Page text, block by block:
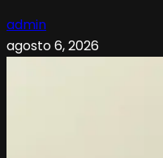
admin
agosto 6, 2026